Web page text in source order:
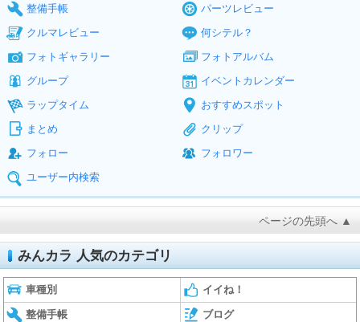
整備手帳
パーツレビュー
クルマレビュー
何シテル？
フォトギャラリー
フォトアルバム
グループ
イベントカレンダー
ラップタイム
おすすめスポット
まとめ
クリップ
フォロー
フォロワー
ユーザー内検索
ページの先頭へ ▲
みんカラ 人気のカテゴリ
車種別 イイね！
整備手帳 ブログ